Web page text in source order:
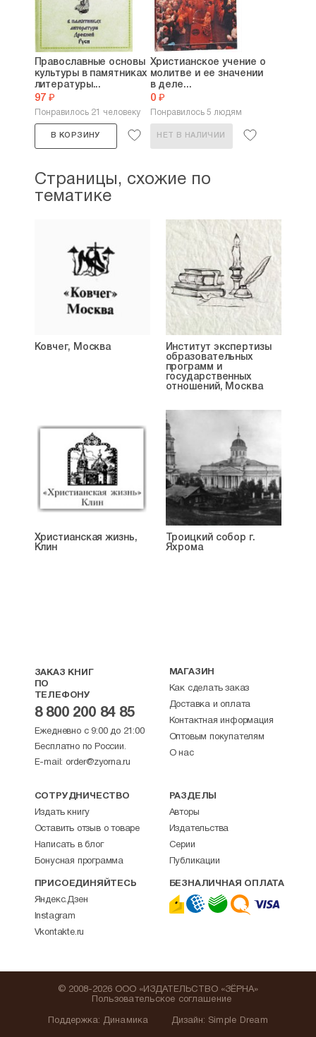
Православные основы
культуры в памятниках
литературы...
97 ₽
Понравилось 21 человеку
В КОРЗИНУ
Христианское учение о
молитве и ее значении
в деле...
0 ₽
Понравилось 5 людям
НЕТ В НАЛИЧИИ
Страницы, схожие по
тематике
Ковчег, Москва
Институт экспертизы
образовательных
программ и
государственных
отношений, Москва
Христианская жизнь,
Клин
Троицкий собор г.
Яхрома
ЗАКАЗ КНИГ
ПО
ТЕЛЕФОНУ
8 800 200 84 85
Ежедневно с 9:00 до 21:00
Бесплатно по России.
E-mail: order@zyorna.ru
МАГАЗИН
Как сделать заказ
Доставка и оплата
Контактная информация
Оптовым покупателям
О нас
СОТРУДНИЧЕСТВО
Издать книгу
Оставить отзыв о товаре
Написать в блог
Бонусная программа
РАЗДЕЛЫ
Авторы
Издательства
Серии
Публикации
ПРИСОЕДИНЯЙТЕСЬ
Яндекс.Дзен
Instagram
Vkontakte.ru
БЕЗНАЛИЧНАЯ ОПЛАТА
Поддержка: Динамика
© 2008-2026 ООО «ИЗДАТЕЛЬСТВО «ЗЁРНА»
Пользовательское соглашение
Дизайн: Simple Dream